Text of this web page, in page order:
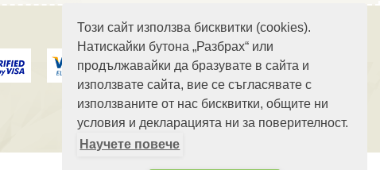
Този сайт използва бисквитки (cookies).
Натискайки бутона „Разбрах“ или
продължавайки да бразувате в сайта и
използвате сайта, вие се съгласявате с
използваните от нас бисквитки, общите ни
условия и декларацията ни за поверителност.
Научете повече
Област Хасково